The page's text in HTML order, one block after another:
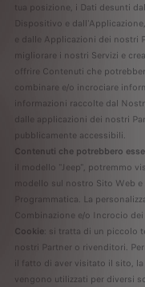
tua posizione, i Dati desunti
Dispositivo e
e dalle Applicazioni dei nostri
migliorare i nostri Servizi e
offrire Contenuti che
combinare e/o incrociare
informazioni raccolte dal
dalle applicazioni dei nostri
pubblicamente accessibili.
Contenuti che potrebbero
il modello "Jeep", potremmo
modello sul nostro Sito Web
Programmatica. La
Combinazione e/o Incrocio dei
Cookie: si tratta di un piccolo
nostri Partner o rivenditori.
il fatto di aver visitato il sito,
vengono utilizzati per diversi